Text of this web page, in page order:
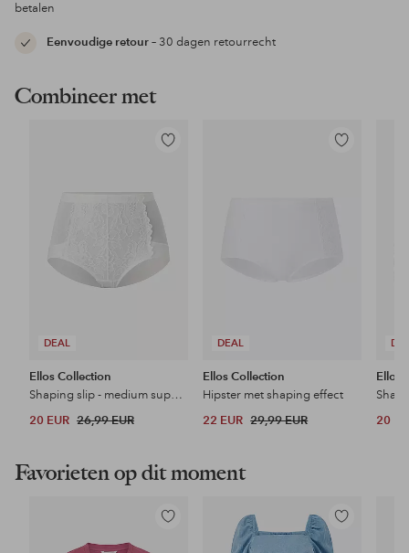
betalen
Eenvoudige retour– 30 dagen retourrecht
Combineer met
DEAL
Toevoegen
Ellos Collection
Shaping slip - medium support
20 EUR 26,99 EUR
DEAL
Toevoegen
Ellos Collection
Hipster met shaping effect
22 EUR 29,99 EUR
Ellos
20
Favorieten op dit moment
Toevoegen
Toevoegen
aan